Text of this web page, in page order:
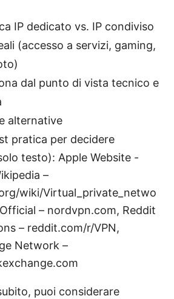
IP dedicato vs. IP condiviso
(accesso a servizi, gaming,
dal punto di vista tecnico e
alternative
pratica per decidere
testo): Apple Website -
–
wiki/Virtual_private_netwo
– nordvpn.com, Reddit
– reddit.com/r/VPN,
Network –
puoi considerare